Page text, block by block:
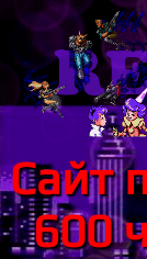
Сайт
600